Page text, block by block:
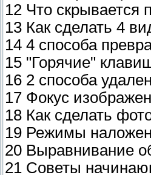
12 Что скрывается
13 Как сделать 4
14 4 способа
15 "Горячие"
16 2 способа
17 Фокус
18 Как сделать
19 Режимы
20 Выравнивание
21 Советы